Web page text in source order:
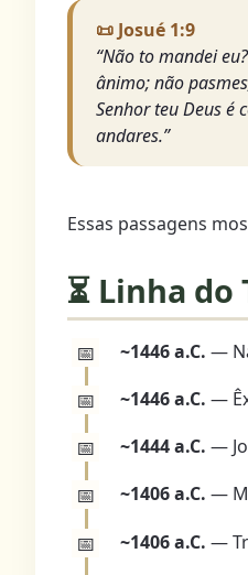
📜 Josué 1:9
“Não to mandei
ânimo; não
Senhor teu Deus é
andares.”
Essas passagens
⏳ Linha
~1446 a.C. —
~1446 a.C. —
~1444 a.C. —
~1406 a.C. —
~1406 a.C. —